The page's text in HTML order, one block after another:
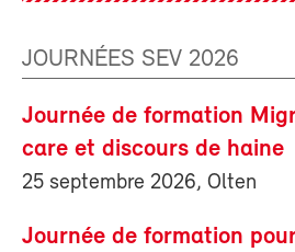
JOURNÉES SEV 2026
Journée de formation
care et discours de haine
25 septembre 2026, Olten
Journée de formation